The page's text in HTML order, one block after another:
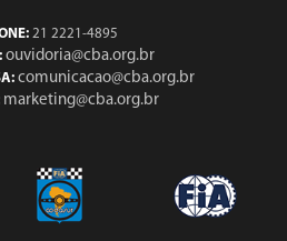
21 2221-4895
ouvidoria@cba.org.br
comunicacao@cba.org.br
marketing@cba.org.br